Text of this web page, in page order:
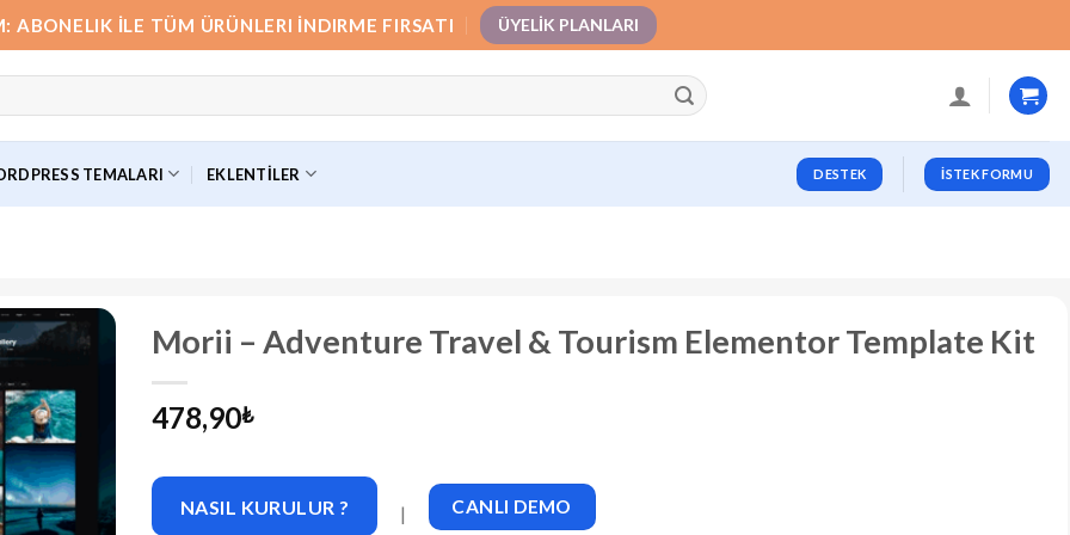
ABONELIK İLE TÜM ÜRÜNLERI İNDIRME FIRSATI ÜYELIK PLANLARI
TEMALARI EKLENTILER DESTEK İSTEK FORMU
Morii – Adventure Travel & Tourism Elementor Template Kit
478,90₺
NASIL KURULUR ? | CANLI DEMO